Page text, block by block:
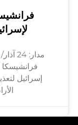
فرانشيسكا
إسرائيل